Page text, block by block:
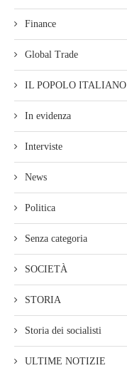
Finance
Global Trade
IL POPOLO ITALIANO
In evidenza
Interviste
News
Politica
Senza categoria
SOCIETÀ
STORIA
Storia dei socialisti
ULTIME NOTIZIE